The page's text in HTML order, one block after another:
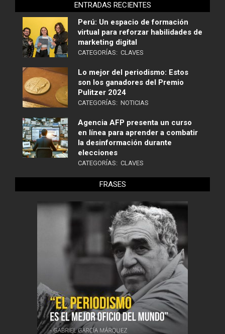
ENTRADAS RECIENTES
Perú: Un espacio de formación
virtual para reforzar habilidades de
marketing digital
CATEGORÍAS: CLAVES
Lo mejor del periodismo: Estos
son los ganadores del Premio
Pulitzer 2024
CATEGORÍAS: NOTICIAS
Agencia AFP presenta un curso
en línea para aprender a combatir
la desinformación durante
elecciones
CATEGORÍAS: CLAVES
FRASES